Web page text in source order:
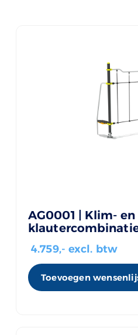
AG0001 | Klim- en
4.759,- excl. btw
Toevoegen